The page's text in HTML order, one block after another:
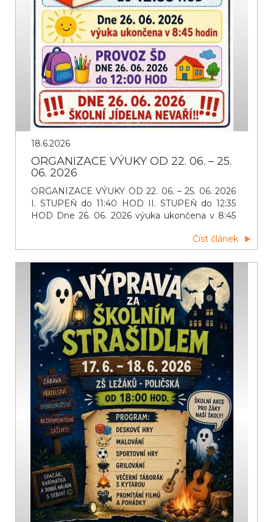
18.6.2026
ORGANIZACE VÝUKY OD 22. 06. – 25.
06. 2026
ORGANIZACE VÝUKY OD 22. 06. – 25. 06. 2026
I. STUPEŇ do 11:40 HOD II. STUPEŇ do 12:35
HOD Dne 26. 06. 2026 výuka ukončena v 8:45
HOD DNE 26. 06. 2026 ŠKOLNÍ JÍDELNA
NEVAŘÍ!!!
Číst článek